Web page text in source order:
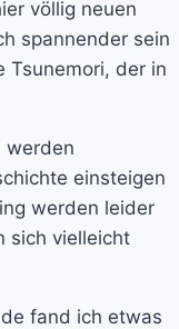
völlig neuen
spannender sein
Tsunemori, der in
werden
einsteigen
werden leider
sich vielleicht
fand ich etwas